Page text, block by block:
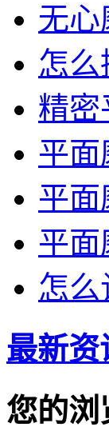
无
怎
精密
平
平
平
怎
最新资
您的浏